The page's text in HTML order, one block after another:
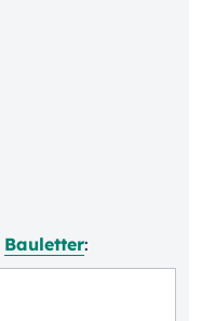
Bauletter: